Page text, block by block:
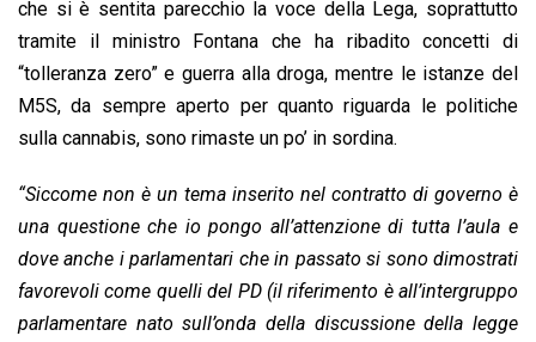
che si è sentita parecchio la voce della Lega, soprattutto
tramite il ministro Fontana che ha ribadito concetti di
“tolleranza zero” e guerra alla droga, mentre le istanze del
M5S, da sempre aperto per quanto riguarda le politiche
sulla cannabis, sono rimaste un po’ in sordina.
“Siccome non è un tema inserito nel contratto di governo è
una questione che io pongo all’attenzione di tutta l’aula e
dove anche i parlamentari che in passato si sono dimostrati
favorevoli come quelli del PD (il riferimento è all’intergruppo
parlamentare nato sull’onda della discussione della legge